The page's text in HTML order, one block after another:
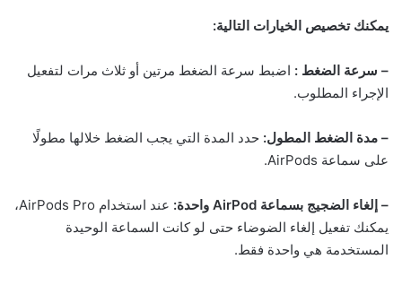
يمكنك تخصيص الخيارات التالية:
– سرعة الضغط : اضبط سرعة الضغط مرتين أو ثلاث مرات لتفعيل
الإجراء المطلوب.
– مدة الضغط المطول: حدد المدة التي يجب الضغط خلالها مطولًا
على سماعة AirPods.
– إلغاء الضجيج بسماعة AirPod واحدة:
عند استخدام AirPods Pro،
يمكنك تفعيل إلغاء الضوضاء حتى لو كانت السماعة الوحيدة
المستخدمة هي واحدة فقط.